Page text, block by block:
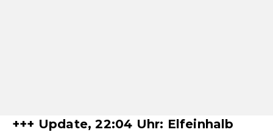
+++ Update, 22:04 Uhr: Elfeinhalb